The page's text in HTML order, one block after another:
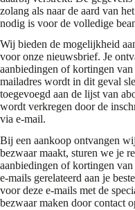
zolang als naar de aard van
nodig is voor de volledige
Wij bieden de mogelijkheid
voor onze nieuwsbrief. Je
aanbiedingen of kortingen
mailadres wordt in dit geval
toegevoegd aan de lijst van
wordt verkregen door de
via e-mail.
Bij een aankoop ontvangen
bezwaar maakt, sturen we je
aanbiedingen of kortingen
e-mails gerelateerd aan je
voor deze e-mails met de
bezwaar maken door contact